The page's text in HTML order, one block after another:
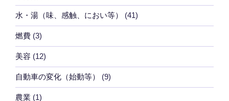
水・湯（味、感触、におい等） (41)
燃費 (3)
美容 (12)
自動車の変化（始動等） (9)
農業 (1)